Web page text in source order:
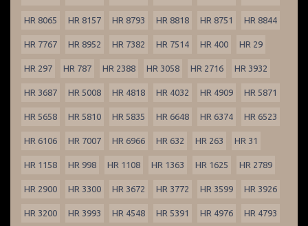
HR 8065 HR 8157 HR 8793 HR 8818 HR 8751 HR 8844
HR 7767 HR 8952 HR 7382 HR 7514 HR 400 HR 29
HR 297 HR 787 HR 2388 HR 3058 HR 2716 HR 3932
HR 3687 HR 5008 HR 4818 HR 4032 HR 4909 HR 5871
HR 5658 HR 5810 HR 5835 HR 6648 HR 6374 HR 6523
HR 6106 HR 7007 HR 6966 HR 632 HR 263 HR 31
HR 1158 HR 998 HR 1108 HR 1363 HR 1625 HR 2789
HR 2900 HR 3300 HR 3672 HR 3772 HR 3599 HR 3926
HR 3200 HR 3993 HR 4548 HR 5391 HR 4976 HR 4793